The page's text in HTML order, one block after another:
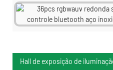
Hall de exposição de